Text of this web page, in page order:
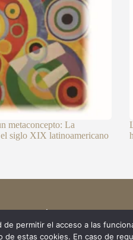
metaconcepto: La
siglo XIX latinoamericano
Rue du collège, 27 1050
Brussels (X), Belgica
permitir el acceso a las
estas cookies. En caso de